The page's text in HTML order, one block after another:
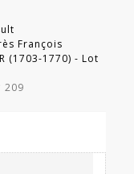
François
(1703-1770) - Lot
209